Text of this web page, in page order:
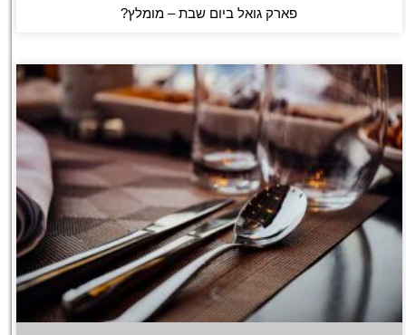
פארק גואל ביום שבת – מומלץ?